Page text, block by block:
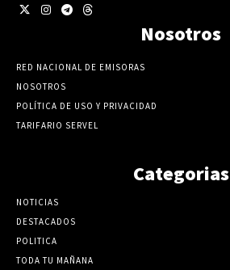
Nosotros
RED NACIONAL DE EMISORAS
NOSOTROS
POLÍTICA DE USO Y PRIVACIDAD
TARIFARIO SERVEL
Categorias
NOTICIAS
DESTACADOS
POLITICA
TODA TU MAÑANA